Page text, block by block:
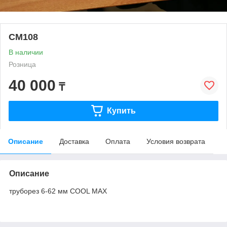
CM108
В наличии
Розница
40 000 ₸
Купить
Описание Доставка Оплата Условия возврата
Описание
труборез 6-62 мм COOL MAX